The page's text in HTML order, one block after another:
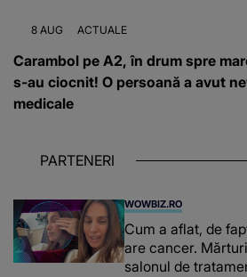
8 AUG ACTUALE
Carambol pe A2, în drum spre
s-au ciocnit! O persoană a avut
medicale
PARTENERI
WOWBIZ.RO
Cum a aflat, de
are cancer.
salonul de